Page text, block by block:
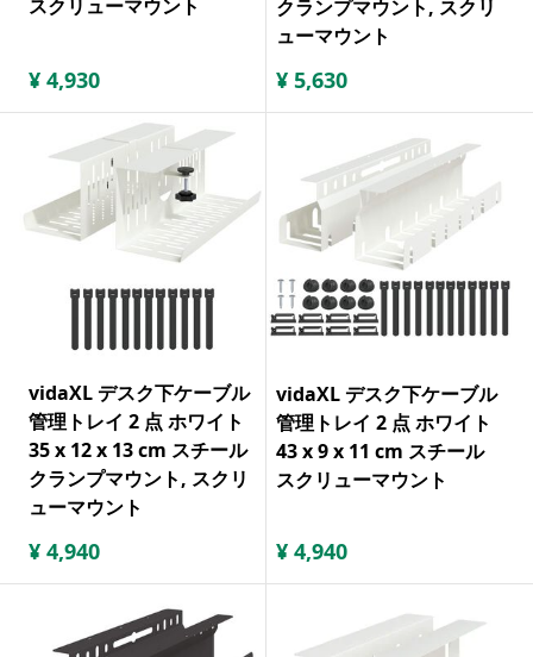
スクリューマウント
¥ 4,930
クランプマウント, スクリ
ューマウント
¥ 5,630
vidaXL デスク下ケーブル
管理トレイ 2 点 ホワイト
35 x 12 x 13 cm スチール
クランプマウント, スクリ
ューマウント
¥ 4,940
vidaXL デスク下ケーブル
管理トレイ 2 点 ホワイト
43 x 9 x 11 cm スチール
スクリューマウント
¥ 4,940